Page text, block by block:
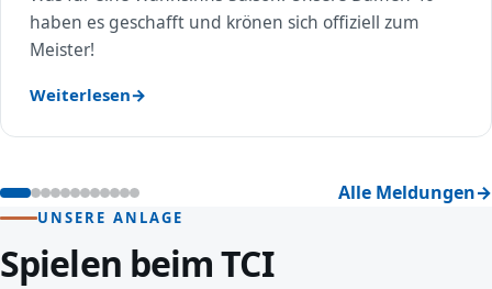
haben es geschafft und krönen sich offiziell zum
Meister!
Weiterlesen
Alle Meldungen
UNSERE ANLAGE
Spielen beim TCI